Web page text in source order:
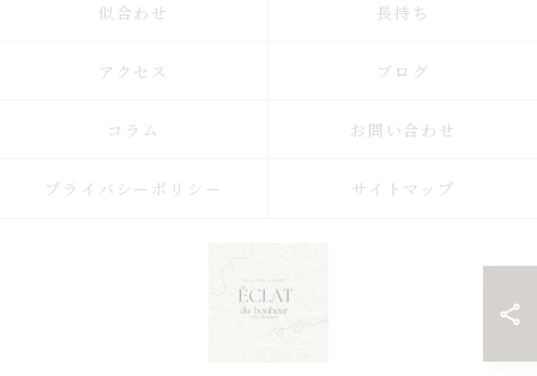
似合わせ 長持ち
アクセス ブログ
コラム お問い合わせ
プライバシーポリシー サイトマップ